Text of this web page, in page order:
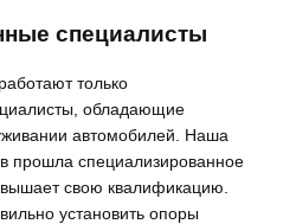
специалисты
только
обладающие
автомобилей. Наша
прошла специализированное
свою квалификацию.
установить опоры